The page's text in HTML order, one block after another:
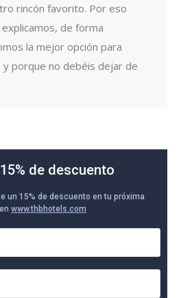
rincón favorito. Por eso
de forma
la mejor opción para
y porque no debéis dejar de
de descuento
un 15% de descuento en tu próxima
www.thbhotels.com